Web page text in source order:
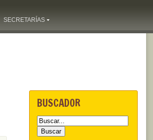
SECRETARÍAS
BUSCADOR